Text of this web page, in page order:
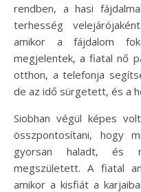
rendben, a hasi
terhesség
amikor a fájdalom
megjelentek, a fiatal nő
otthon, a telefonja
de az idő sürgetett, és a
Siobhan végül képes
összpontosítani, hogy
gyorsan haladt, és
megszületett. A fiatal
amikor a kisfiát a